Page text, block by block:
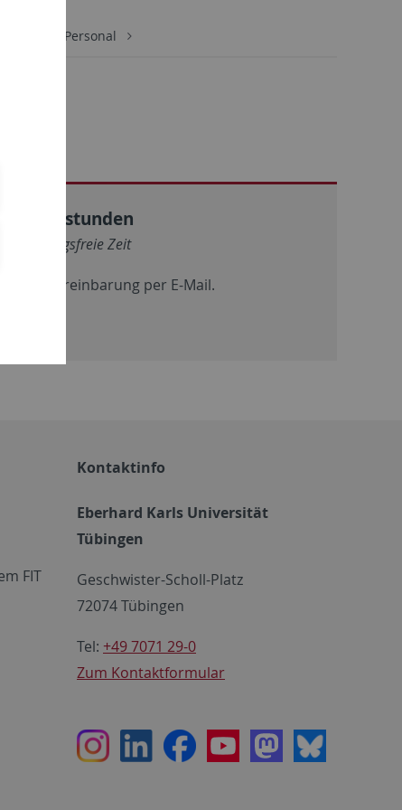
Personal
Sprechstunden
Vorlesungsfreie Zeit
Nach Vereinbarung per E-Mail.
FIT
Kontaktinfo
Eberhard Karls Universität
Tübingen
Geschwister-Scholl-Platz
72074 Tübingen
Tel: +49 7071 29-0
Zum Kontaktformular
InstagramLinkedInFacebookYoutubeMastodon
Bluesky